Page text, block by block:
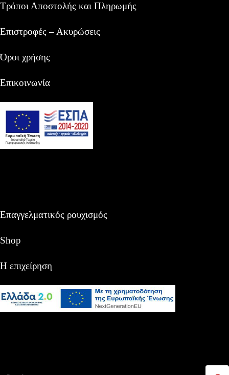
Τρόποι Αποστολής και Πληρωμής
Επιστροφές – Ακυρώσεις
Όροι χρήσης
Επικοινωνία
Επαγγελματικός ρουχισμός
Shop
Η επιχείρηση